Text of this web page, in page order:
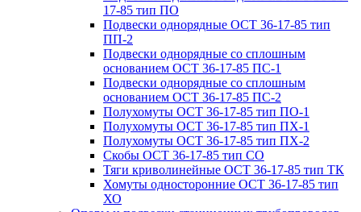
17-85 тип ПО
Подвески однорядные ОСТ 36-17-85 тип
ПП-2
Подвески однорядные со сплошным
основанием ОСТ 36-17-85 ПС-1
Подвески однорядные со сплошным
основанием ОСТ 36-17-85 ПС-2
Полухомуты ОСТ 36-17-85 тип ПО-1
Полухомуты ОСТ 36-17-85 тип ПХ-1
Полухомуты ОСТ 36-17-85 тип ПХ-2
Скобы ОСТ 36-17-85 тип СО
Тяги криволинейные ОСТ 36-17-85 тип ТК
Хомуты односторонние ОСТ 36-17-85 тип
ХО